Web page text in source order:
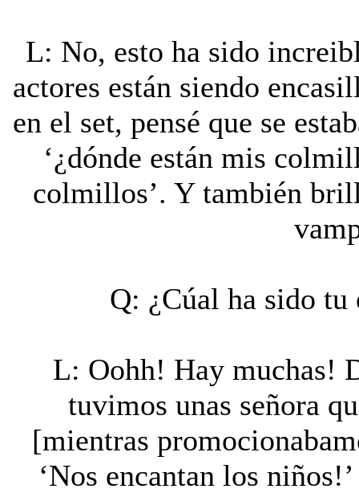
L: No, esto ha sido
actores están siendo
en el set, pensé que se
‘¿dónde están mis
colmillos’. Y también
Q: ¿Cúal ha sido tu
L: Oohh! Hay muchas!
tuvimos unas señora
[mientras
‘Nos encantan los